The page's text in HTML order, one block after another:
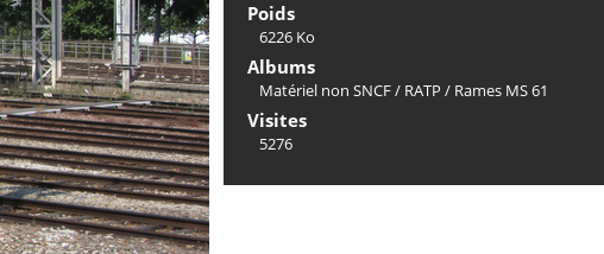
Poids
6226 Ko
Albums
Matériel non SNCF/ RATP / Rames MS 61
Visites
5276